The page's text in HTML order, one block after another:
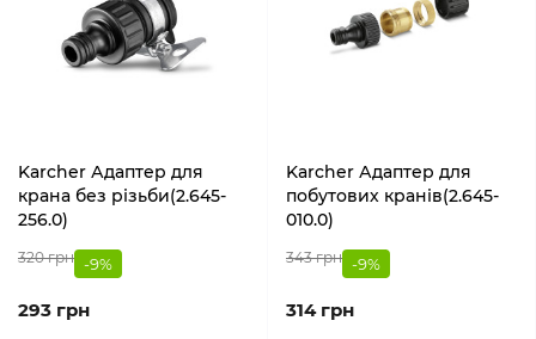
Karcher Адаптер для
крана без різьби(2.645-
256.0)
320 грн -9%
293 грн
Karcher Адаптер для
побутових кранів(2.645-
010.0)
343 грн -9%
314 грн